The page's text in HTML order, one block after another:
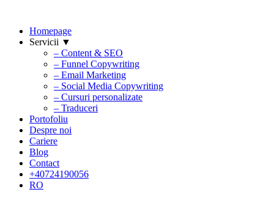
Homepage
Servicii ▼
– Content & SEO
– Funnel Copywriting
– Email Marketing
– Social Media Copywriting
– Cursuri personalizate
– Traduceri
Portofoliu
Despre noi
Cariere
Blog
Contact
+40724190056
RO